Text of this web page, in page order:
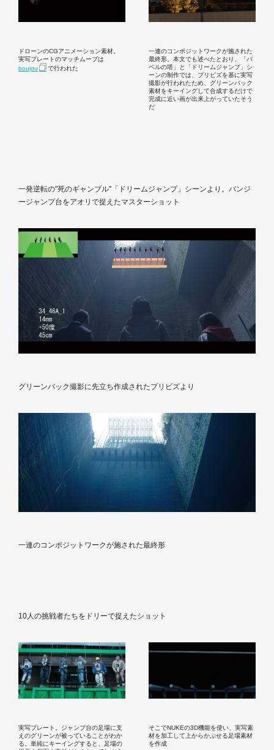
ドローンのCGアニメーション素材。
実写プレートのマッチムーブは
boujou
で行われた
一連のコンポジットワークが施された
最終形。本文でも述べたとおり、「バ
ベルの塔」と「ドリームジャンプ」シ
ーンの制作では、プリビズを基に実写
撮影が行われたため、グリーンバック
素材をキーイングして合成するだけで
完成に近い画が出来上がっていたそう
だ
一発逆転の"死のギャンブル"「ドリームジャンプ」シーンより。バンジ
ージャンプ台をアオリで捉えたマスターショット
グリーンバック撮影に先立ち作成されたプリビズより
一連のコンポジットワークが施された最終形
10人の挑戦者たちをドリーで捉えたショット
実写プレート。ジャンプ台の足場に支
えのグリーンが被っていることがわか
る。単純にキーイングすると、足場の
そこでNUKEの3D機能を使い、実写素
材を加工して上からかぶせる足場素材
を作成